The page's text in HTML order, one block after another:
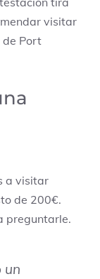
visitar
de Port
a visitar
de 200€.
preguntarle.
un